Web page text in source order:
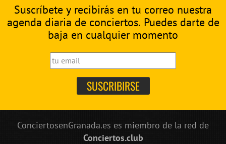
Suscríbete y recibirás en tu correo nuestra
agenda diaria de conciertos. Puedes darte de
baja en cualquier momento
ConciertosenGranada.es es miembro de la red de
Conciertos.club